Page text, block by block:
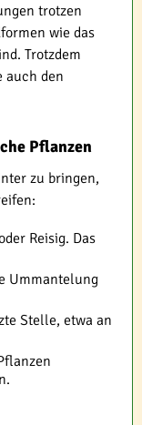
trotzen
wie das
Trotzdem
auch den
Pflanzen
zu bringen,
Reisig. Das
Ummantelung
Stelle, etwa an